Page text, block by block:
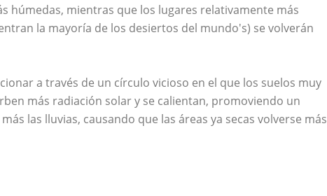
húmedas, mientras que los lugares relativamente más
la mayoría de los desiertos del mundo's) se volverán
a través de un círculo vicioso en el que los suelos muy
más radiación solar y se calientan, promoviendo un
las lluvias, causando que las áreas ya secas volverse más